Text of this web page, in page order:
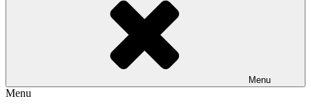
Menu
Menu